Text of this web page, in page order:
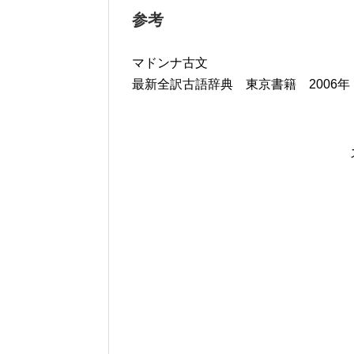
参考
マドンナ古文
最新全訳古語辞典 東京書籍 2006年